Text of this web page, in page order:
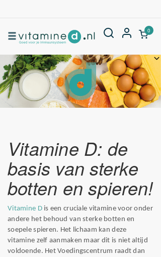
0
Vitamine D: de
basis van sterke
botten en spieren!
Vitamine Dis een cruciale vitamine voor onder
andere het behoud van sterke botten en
soepele spieren. Het lichaam kan deze
vitamine zelf aanmaken maar dit is niet altijd
voldoende. Het Voedingscentrum raadt dan